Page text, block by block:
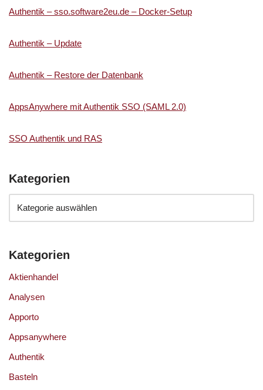
Authentik – sso.software2eu.de – Docker-Setup
Authentik – Update
Authentik – Restore der Datenbank
AppsAnywhere mit Authentik SSO (SAML 2.0)
SSO Authentik und RAS
Kategorien
Kategorien
Aktienhandel
Analysen
Apporto
Appsanywhere
Authentik
Basteln